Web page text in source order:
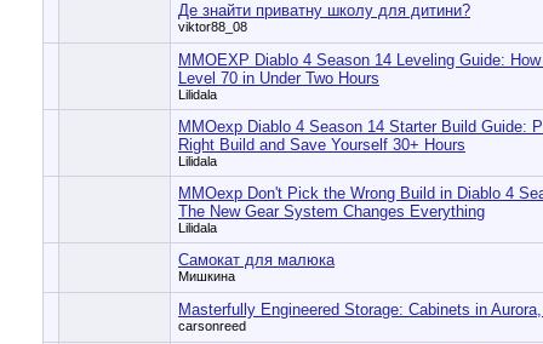
Де знайти приватну школу для дитини?
viktor88_08
MMOEXP Diablo 4 Season 14 Leveling Guide:
Level 70 in Under Two Hours
Lilidala
MMOexp Diablo 4 Season 14 Starter Build Guide:
Right Build and Save Yourself 30+ Hours
Lilidala
MMOexp Don't Pick the Wrong Build in Diablo 4
The New Gear System Changes Everything
Lilidala
Самокат для малюка
Мишкина
Masterfully Engineered Storage: Cabinets in
carsonreed